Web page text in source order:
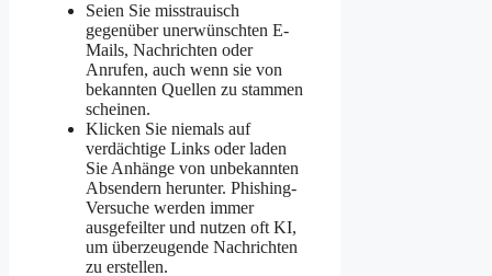
Seien Sie misstrauisch
gegenüber unerwünschten E-
Mails, Nachrichten oder
Anrufen, auch wenn sie von
bekannten Quellen zu stammen
scheinen.
Klicken Sie niemals auf
verdächtige Links oder laden
Sie Anhänge von unbekannten
Absendern herunter. Phishing-
Versuche werden immer
ausgefeilter und nutzen oft KI,
um überzeugende Nachrichten
zu erstellen.